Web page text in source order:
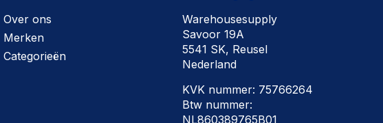
Over ons
Merken
Categorieën
Warehousesupply
Savoor 19A
5541 SK, Reusel
Nederland
KVK nummer: 75766264
Btw nummer:
NL860389765B01